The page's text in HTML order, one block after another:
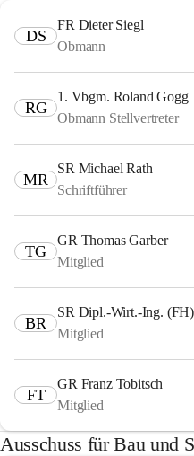
DS
FR Dieter Siegl
Obmann
RG
1. Vbgm. Roland Gogg
Obmann Stellvertreter
MR
SR Michael Rath
Schriftführer
TG
GR Thomas Garber
Mitglied
BR
SR Dipl.-Wirt.-Ing.
Mitglied
FT
GR Franz Tobitsch
Mitglied
Ausschuss für Bau und